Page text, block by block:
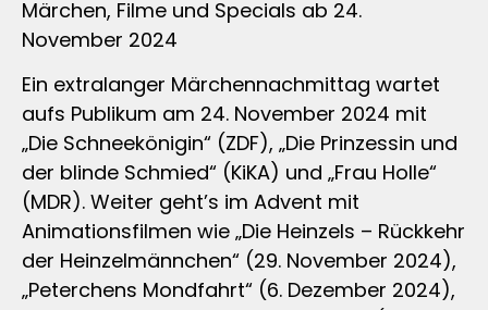
Märchen, Filme und Specials ab 24.
November 2024
Ein extralanger Märchennachmittag wartet
aufs Publikum am 24. November 2024 mit
„Die Schneekönigin“ (ZDF), „Die Prinzessin und
der blinde Schmied“ (KiKA) und „Frau Holle“
(MDR). Weiter geht’s im Advent mit
Animationsfilmen wie „Die Heinzels – Rückkehr
der Heinzelmännchen“ (29. November 2024),
„Peterchens Mondfahrt“ (6. Dezember 2024),